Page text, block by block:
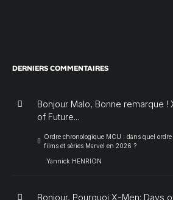
DERNIERS COMMENTAIRES
Bonjour Malo, Bonne remarque !
of Future...
Ordre chronologique MCU : dans quel ordre
films et séries Marvel en 2026 ?
Yannick HENRION
Bonjour, Pourquoi X-Men: Days